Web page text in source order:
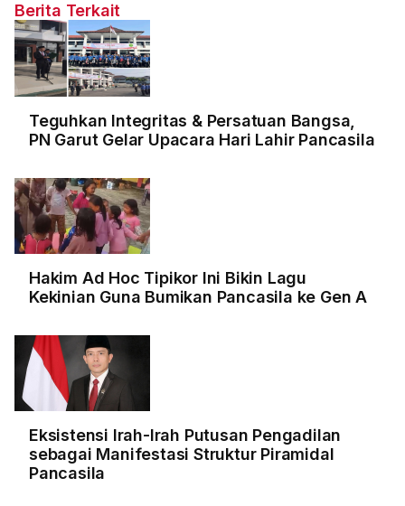
Berita Terkait
Teguhkan Integritas & Persatuan Bangsa,
PN Garut Gelar Upacara Hari Lahir Pancasila
Hakim Ad Hoc Tipikor Ini Bikin Lagu
Kekinian Guna Bumikan Pancasila ke Gen A
Eksistensi Irah-Irah Putusan Pengadilan
sebagai Manifestasi Struktur Piramidal
Pancasila